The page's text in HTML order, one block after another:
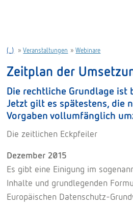
(..) »Veranstaltungen »Webinare
Zeitplan der
Die rechtliche Grundlage ist
Jetzt gilt es spätestens, die
Vorgaben vollumfänglich
Die zeitlichen Eckpfeiler
Dezember 2015
Es gibt eine Einigung im
Inhalte und grundlegenden
Europäischen Datenschutz-